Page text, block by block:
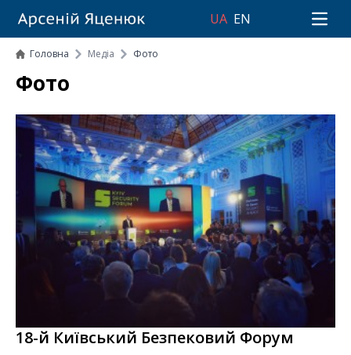
UA EN Open
Головна Медіа Фото
Фото
18-й Київський Безпековий Форум